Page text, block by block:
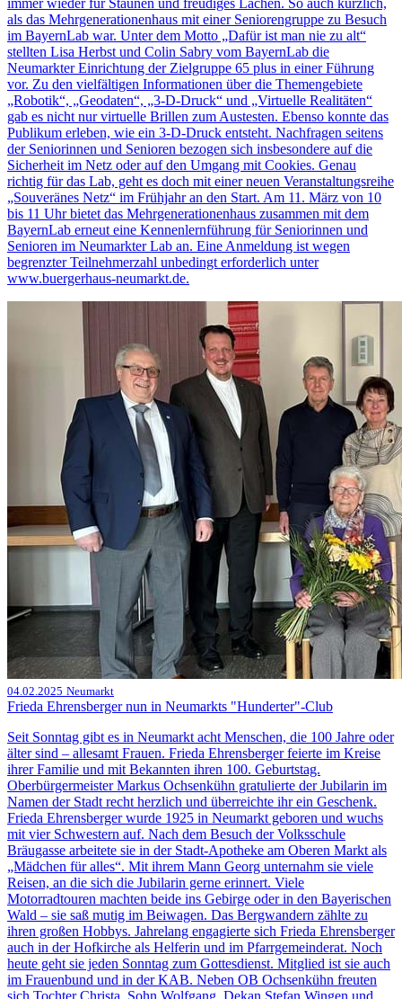
immer wieder für Staunen und freudiges Lachen. So auch kürzlich,
als das Mehrgenerationenhaus mit einer Seniorengruppe zu Besuch
im BayernLab war. Unter dem Motto „Dafür ist man nie zu alt“
stellten Lisa Herbst und Colin Sabry vom BayernLab die
Neumarkter Einrichtung der Zielgruppe 65 plus in einer Führung
vor. Zu den vielfältigen Informationen über die Themengebiete
„Robotik“, „Geodaten“, „3-D-Druck“ und „Virtuelle Realitäten“
gab es nicht nur virtuelle Brillen zum Austesten. Ebenso konnte das
Publikum erleben, wie ein 3-D-Druck entsteht. Nachfragen seitens
der Seniorinnen und Senioren bezogen sich insbesondere auf die
Sicherheit im Netz oder auf den Umgang mit Cookies. Genau
richtig für das Lab, geht es doch mit einer neuen Veranstaltungsreihe
„Souveränes Netz“ im Frühjahr an den Start. Am 11. März von 10
bis 11 Uhr bietet das Mehrgenerationenhaus zusammen mit dem
BayernLab erneut eine Kennenlernführung für Seniorinnen und
Senioren im Neumarkter Lab an. Eine Anmeldung ist wegen
begrenzter Teilnehmerzahl unbedingt erforderlich unter
www.buergerhaus-neumarkt.de.
04.02.2025 Neumarkt
Frieda Ehrensberger nun in Neumarkts "Hunderter"-Club
Seit Sonntag gibt es in Neumarkt acht Menschen, die 100 Jahre oder
älter sind – allesamt Frauen. Frieda Ehrensberger feierte im Kreise
ihrer Familie und mit Bekannten ihren 100. Geburtstag.
Oberbürgermeister Markus Ochsenkühn gratulierte der Jubilarin im
Namen der Stadt recht herzlich und überreichte ihr ein Geschenk.
Frieda Ehrensberger wurde 1925 in Neumarkt geboren und wuchs
mit vier Schwestern auf. Nach dem Besuch der Volksschule
Bräugasse arbeitete sie in der Stadt-Apotheke am Oberen Markt als
„Mädchen für alles“. Mit ihrem Mann Georg unternahm sie viele
Reisen, an die sich die Jubilarin gerne erinnert. Viele
Motorradtouren machten beide ins Gebirge oder in den Bayerischen
Wald – sie saß mutig im Beiwagen. Das Bergwandern zählte zu
ihren großen Hobbys. Jahrelang engagierte sich Frieda Ehrensberger
auch in der Hofkirche als Helferin und im Pfarrgemeinderat. Noch
heute geht sie jeden Sonntag zum Gottesdienst. Mitglied ist sie auch
im Frauenbund und in der KAB. Neben OB Ochsenkühn freuten